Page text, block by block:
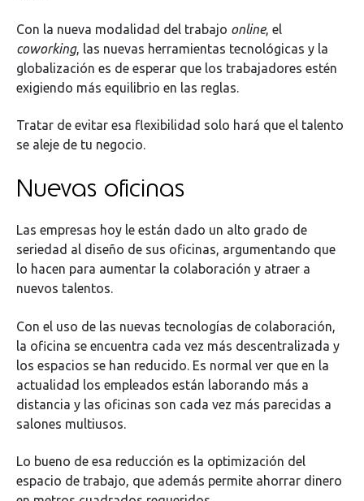
Con la nueva modalidad del trabajo online, el
coworking, las nuevas herramientas tecnológicas y la
globalización es de esperar que los trabajadores estén
exigiendo más equilibrio en las reglas.
Tratar de evitar esa flexibilidad solo hará que el talento
se aleje de tu negocio.
Nuevas oficinas
Las empresas hoy le están dado un alto grado de
seriedad al diseño de sus oficinas, argumentando que
lo hacen para aumentar la colaboración y atraer a
nuevos talentos.
Con el uso de las nuevas tecnologías de colaboración,
la oficina se encuentra cada vez más descentralizada y
los espacios se han reducido. Es normal ver que en la
actualidad los empleados están laborando más a
distancia y las oficinas son cada vez más parecidas a
salones multiusos.
Lo bueno de esa reducción es la optimización del
espacio de trabajo, que además permite ahorrar dinero